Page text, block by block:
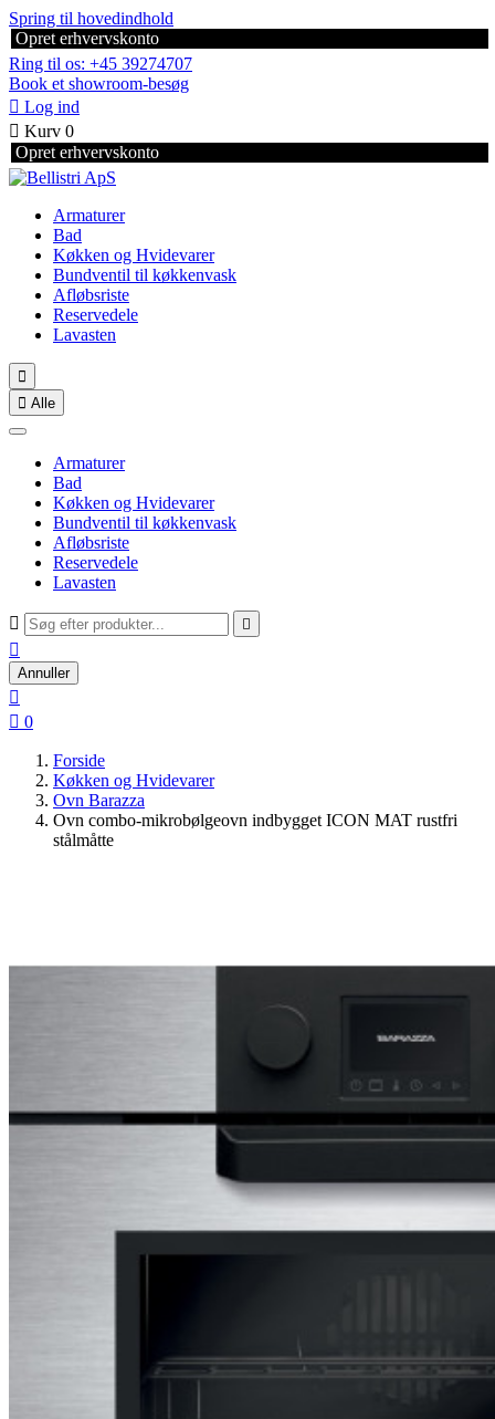
Spring til hovedindhold
Opret erhvervskonto
Ring til os: +45 39274707
Book et showroom-besøg
 Log ind
 Kurv 0
Opret erhvervskonto
Armaturer
Bad
Køkken og Hvidevarer
Bundventil til køkkenvask
Afløbsriste
Reservedele
Lavasten

 Alle
Armaturer
Bad
Køkken og Hvidevarer
Bundventil til køkkenvask
Afløbsriste
Reservedele
Lavasten
 

Annuller

 0
Forside
Køkken og Hvidevarer
Ovn Barazza
Ovn combo-mikrobølgeovn indbygget ICON MAT rustfri
stålmåtte